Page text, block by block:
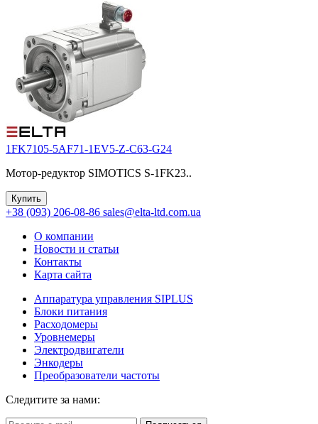
1FK7105-5AF71-1EV5-Z-C63-G24
Мотор-редуктор SIMOTICS S-1FK23..
Купить
+38 (093) 206-08-86 sales@elta-ltd.com.ua
О компании
Новости и статьи
Контакты
Карта сайта
Аппаратура управления SIPLUS
Блоки питания
Расходомеры
Уровнемеры
Электродвигатели
Энкодеры
Преобразователи частоты
Следитите за нами: